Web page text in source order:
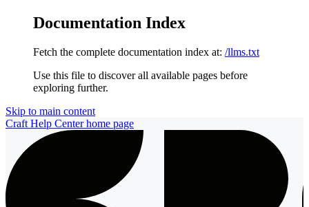
Documentation Index
Fetch the complete documentation index at: /llms.txt
Use this file to discover all available pages before
exploring further.
Skip to main content
Craft Help Centerhome page